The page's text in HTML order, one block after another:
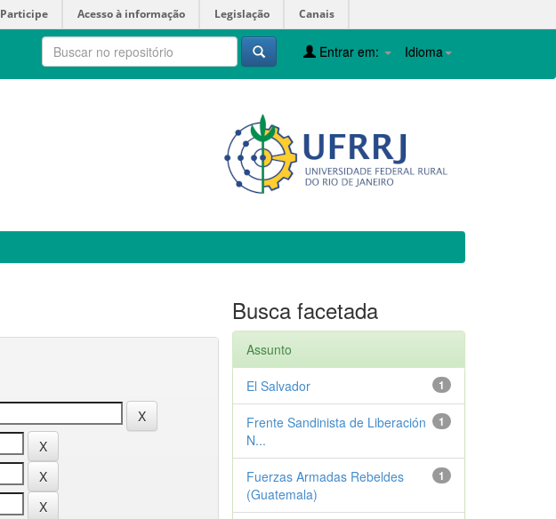
Participe Acesso à informação Legislação Canais
Idioma
Entrar em:
Busca facetada
Assunto
1
El Salvador
1
Frente Sandinista de Liberación
N...
1
Fuerzas Armadas Rebeldes
(Guatemala)